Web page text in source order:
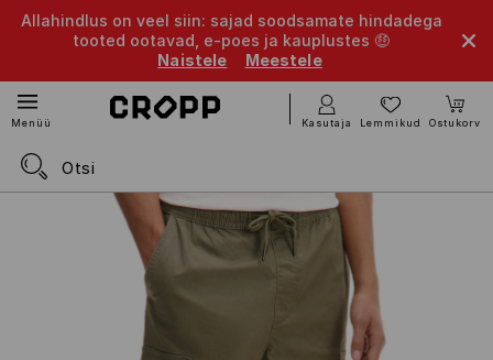
Allahindlus on veel siin: sajad soodsamate hindadega
tooted ootavad, e-poes ja kauplustes 🤑
Naistele
Meestele
Menüü Kasutaja Lemmikud Ostukorv